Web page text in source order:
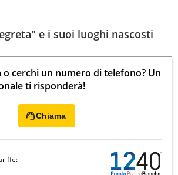
e i suoi luoghi nascosti
o cerchi un numero di telefono? Un
ti risponderà!
Chiama